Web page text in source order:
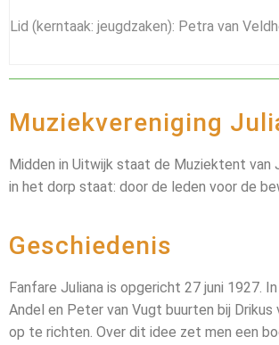
Lid (kerntaak: jeugdzaken): Petra van
Muziekvereniging
Midden in Uitwijk staat de Muziektent van
in het dorp staat: door de leden voor de
Geschiedenis
Fanfare Juliana is opgericht 27 juni 1927.
Andel en Peter van Vugt buurten bij
op te richten. Over dit idee zet men een